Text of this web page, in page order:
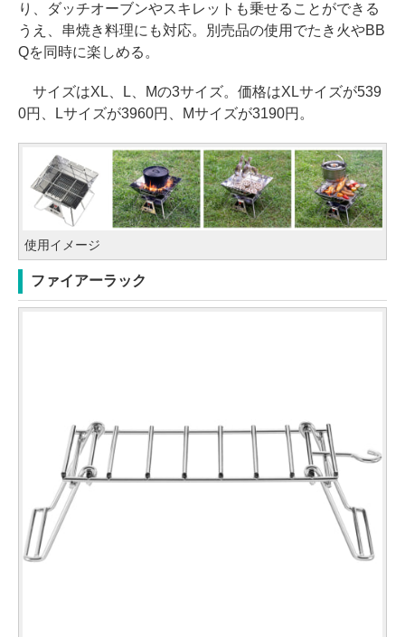
り、ダッチオーブンやスキレットも乗せることができる
うえ、串焼き料理にも対応。別売品の使用でたき火やBB
Qを同時に楽しめる。
サイズはXL、L、Mの3サイズ。価格はXLサイズが539
0円、Lサイズが3960円、Mサイズが3190円。
使用イメージ
ファイアーラック